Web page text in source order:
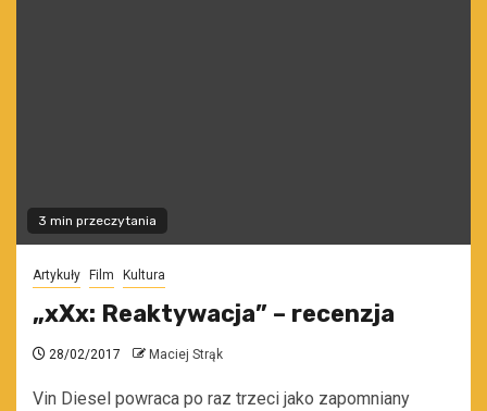
3 min przeczytania
Artykuły Film Kultura
„xXx: Reaktywacja” – recenzja
28/02/2017 Maciej Strąk
Vin Diesel powraca po raz trzeci jako zapomniany